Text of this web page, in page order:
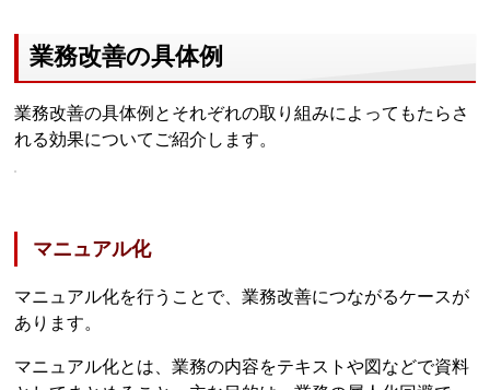
業務改善の具体例
業務改善の具体例とそれぞれの取り組みによってもたらさ
れる効果についてご紹介します。
マニュアル化
マニュアル化を行うことで、業務改善につながるケースが
あります。
マニュアル化とは、業務の内容をテキストや図などで資料